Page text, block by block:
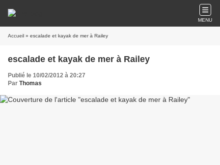
MENU
Accueil » escalade et kayak de mer à Railey
escalade et kayak de mer à Railey
Publié le 10/02/2012 à 20:27
Par Thomas